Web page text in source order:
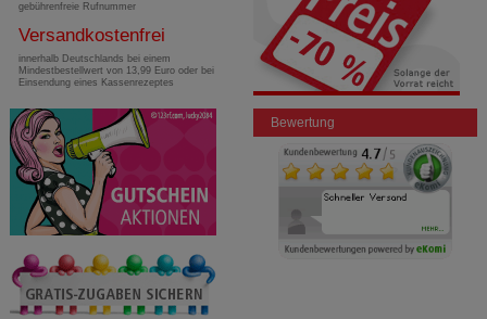
gebührenfreie Rufnummer
Versandkostenfrei
innerhalb Deutschlands bei einem
Mindestbestellwert von 13,99 Euro oder bei
Einsendung eines Kassenrezeptes
Bewertung